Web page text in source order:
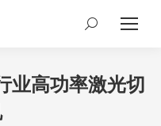
Search:
业高功率激光切